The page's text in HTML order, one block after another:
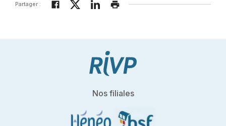
Partager :
Nos filiales